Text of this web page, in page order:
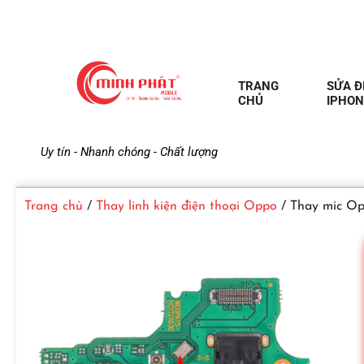
M
i
Uy tín - Nhanh chóng - Chất lượng
TRANG
CHỦ
SỬA
Trang chủ / Thay linh kiện điện thoại Oppo / Thay mic